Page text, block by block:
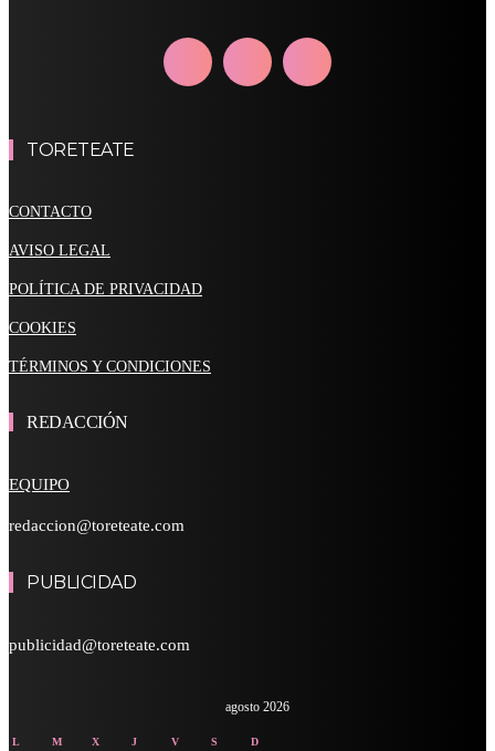
TORETEATE
CONTACTO
AVISO LEGAL
POLÍTICA DE PRIVACIDAD
COOKIES
TÉRMINOS Y CONDICIONES
REDACCIÓN
EQUIPO
redaccion@toreteate.com
PUBLICIDAD
publicidad@toreteate.com
agosto 2026
L M X J V S D